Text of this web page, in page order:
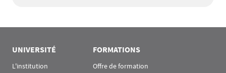
UNIVERSITÉ
L'institution
FORMATIONS
Offre de formation